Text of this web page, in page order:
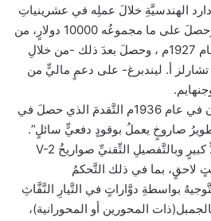
الهندسيَّةِ خلالَ عملِه في عشرينياتِ
وثلاثينياتِ القرنِ العشرين. وحصلَ على ما مجموعُه 10000 دولارٍ، من
مؤسَّسةِ سميثسونيان في عام 1927م ، وحصلَ بعدَ ذلك -من خلالِ
تشارلز أ. ليندبرغ- على دعمٍ ماليٍّ من
نشرت مؤسَّسةُ سميثسونيان في عام 1936م التَّقدمَ الذي حصلَ في
صاروخٍ يعملُ بوقودٍ دفعيٍّ سائلٍ”.
شابهت عملَ جودارد إلى حدٍّ كبيرٍ وبالتَّفصيلِ التِّقنيِّ صواريخُ V-2
لاحقٍ، بما في ذلك التَّحكمُ
بواسطةِ دوَّاراتٍ في التَّيارِ النَّفَّاثِ
المحورين أو المحورانية)،